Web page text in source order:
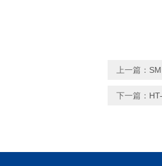
上一篇：
下一篇：